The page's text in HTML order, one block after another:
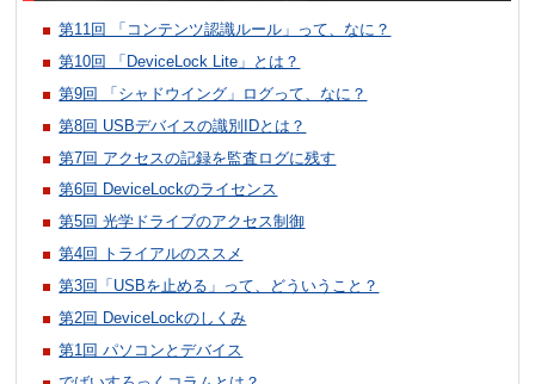
第11回 「コンテンツ認識ルール」って、なに？
第10回 「DeviceLock Lite」とは？
第9回 「シャドウイング」ログって、なに？
第8回 USBデバイスの識別IDとは？
第7回 アクセスの記録を監査ログに残す
第6回 DeviceLockのライセンス
第5回 光学ドライブのアクセス制御
第4回 トライアルのススメ
第3回「USBを止める」って、どういうこと？
第2回 DeviceLockのしくみ
第1回 パソコンとデバイス